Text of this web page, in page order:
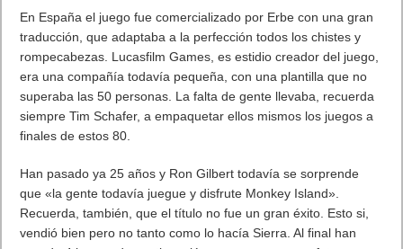
Juegos que antes estaban en consolas.Disney Infinity,Guitar
Hero.Shadowmatic, Hipster Whale’sCrossy Road, Beat Sport,
…Cambiara el mercado de los juegos.¿Será algo parecido
como la Wii? Es decir apuesta por los juegos casuales y
divertidos, que tiemble Nintendo. La frontera con los
videojuegos se reduce con el Apple TV. El jugador ocasional y
para los juegos en familia con niños, ya no solo tienes la Wii U.